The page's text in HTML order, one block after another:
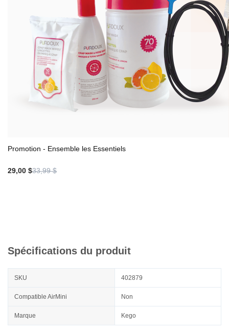
Promotion - Ensemble les Essentiels
29,00 $33,99 $
Spécifications du produit
SKU 402879
Compatible AirMini Non
Marque Kego